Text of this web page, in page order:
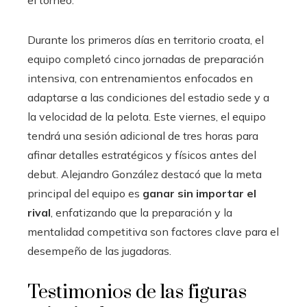
Durante los primeros días en territorio croata, el
equipo completó cinco jornadas de preparación
intensiva, con entrenamientos enfocados en
adaptarse a las condiciones del estadio sede y a
la velocidad de la pelota. Este viernes, el equipo
tendrá una sesión adicional de tres horas para
afinar detalles estratégicos y físicos antes del
debut. Alejandro González destacó que la meta
principal del equipo es ganar sin importar el
rival, enfatizando que la preparación y la
mentalidad competitiva son factores clave para el
desempeño de las jugadoras.
Testimonios de las figuras